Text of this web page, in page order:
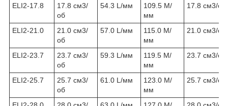
ELI2-17.8
17.8 см3/
об
54.3 L/мм
109.5 М/
мм
17.8 см3/об
ELI2-21.0
21.0 см3/
об
57.0 L/мм
115.0 М/
мм
21.0 см3/об
ELI2-23.7
23.7 см3/
об
59.3 L/мм
119.5 М/
мм
23.7 см3/об
ELI2-25.7
25.7 см3/
об
61.0 L/мм
123.0 М/
мм
25.7 см3/об